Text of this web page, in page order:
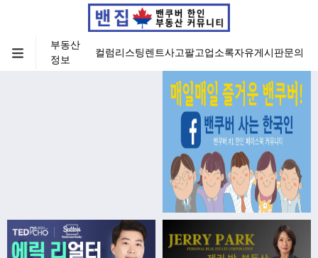
부동산
정보
컬럼리스팅렌트사고팔고업소록자유게시판문의